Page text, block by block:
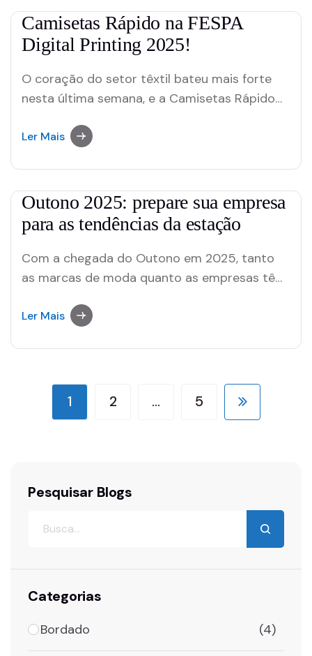
espírito de equipe,…
Camisetas Rápido na FESPA
Digital Printing 2025!
O coração do setor têxtil bateu mais forte
nesta última semana, e a Camisetas Rápido
foi apenas uma feira – foi um verdadeiro
privilégio de fazer parte! Primeiro dia da…
Ler Mais
Outono 2025: prepare sua empresa
para as tendências da estação
Com a chegada do Outono em 2025, tanto
as marcas de moda quanto as empresas têm
estação e oferecer produtos que atendam às
proporciona também…
Ler Mais
1 2 … 5
Pesquisar Blogs
Categorias
Bordado (4)